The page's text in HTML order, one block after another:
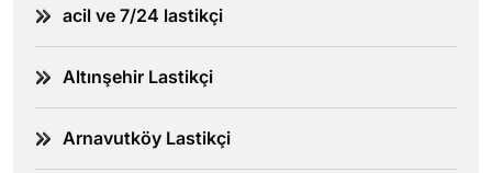
acil ve 7/24 lastikçi
Altınşehir Lastikçi
Arnavutköy Lastikçi